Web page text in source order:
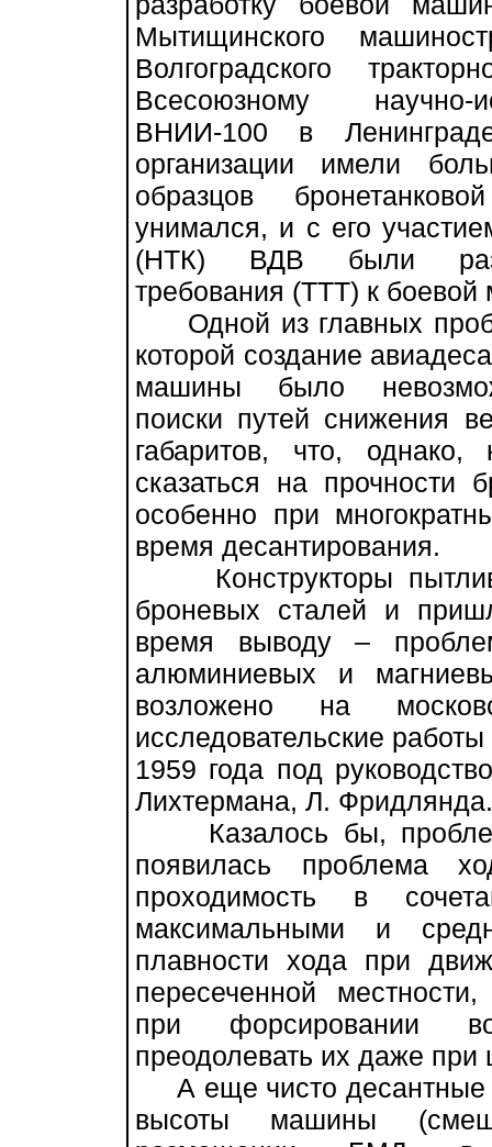
Мытищинского
Волгоградского
Всесоюзному научно-
ВНИИ-100 в
организации имели
образцов
унимался, и с его
(НТК) ВДВ были
требования (ТТТ) к
Одной из главных
которой создание
машины было
поиски путей снижения
габаритов, что,
сказаться на прочности
особенно при
время десантирования.
Конструкторы
броневых сталей и
время выводу –
алюминиевых и
возложено на
исследовательские
1959 года под
Лихтермана, Л. Фридлянда.
Казалось бы,
появилась проблема
проходимость в
максимальными и
плавности хода при
пересеченной
при форсировании
преодолевать их даже при
А еще чисто десантные
высоты машины